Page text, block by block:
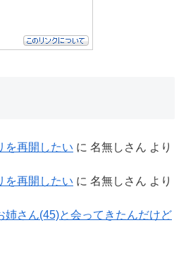
を再開したい に 名無しさん より
を再開したい に 名無しさん より
姉さん(45)と会ってきたんだけど